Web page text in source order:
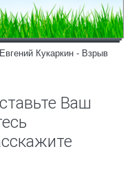
Евгений Кукаркин - Взрыв
Ваш